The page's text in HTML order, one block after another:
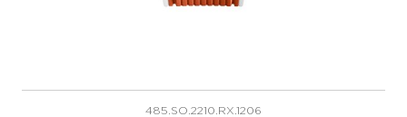
485.SO.2210.RX.1206